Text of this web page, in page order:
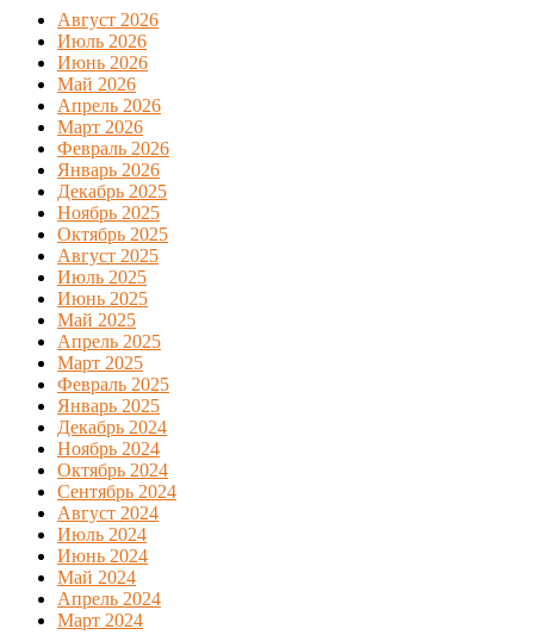
Август 2026
Июль 2026
Июнь 2026
Май 2026
Апрель 2026
Март 2026
Февраль 2026
Январь 2026
Декабрь 2025
Ноябрь 2025
Октябрь 2025
Август 2025
Июль 2025
Июнь 2025
Май 2025
Апрель 2025
Март 2025
Февраль 2025
Январь 2025
Декабрь 2024
Ноябрь 2024
Октябрь 2024
Сентябрь 2024
Август 2024
Июль 2024
Июнь 2024
Май 2024
Апрель 2024
Март 2024